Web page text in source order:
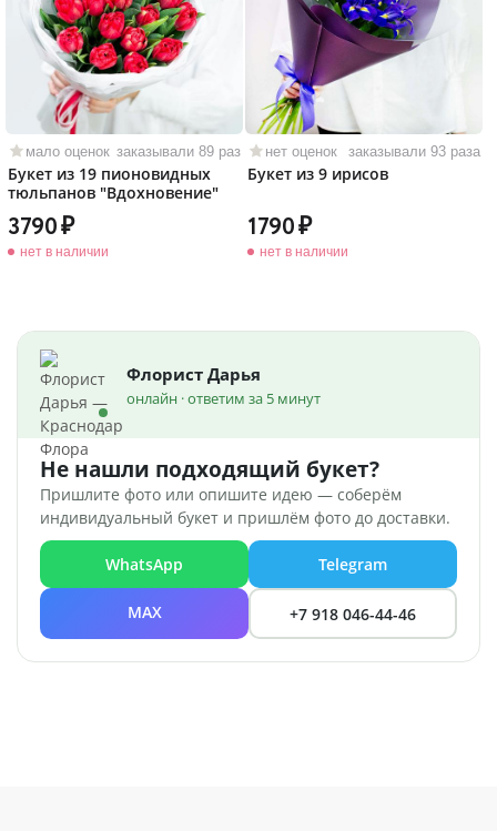
мало оценок заказывали 89 раз
Букет из 19 пионовидных
тюльпанов "Вдохновение"
3790
нет в наличии
нет оценок заказывали 93 раза
Букет из 9 ирисов
1790
нет в наличии
Флорист Дарья
онлайн · ответим за 5 минут
Не нашли подходящий букет?
Пришлите фото или опишите идею — соберём
индивидуальный букет и пришлём фото до доставки.
WhatsApp Telegram
MAX +7 918 046-44-46